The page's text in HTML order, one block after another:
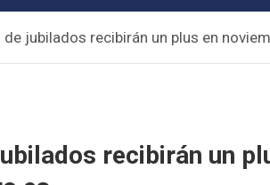
jubilados recibirán un plus en
recibirán un